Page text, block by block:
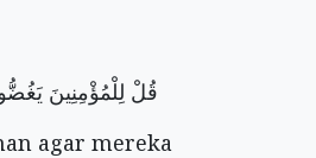
قُلْ لِلْمُؤْمِنِينَ
agar mereka